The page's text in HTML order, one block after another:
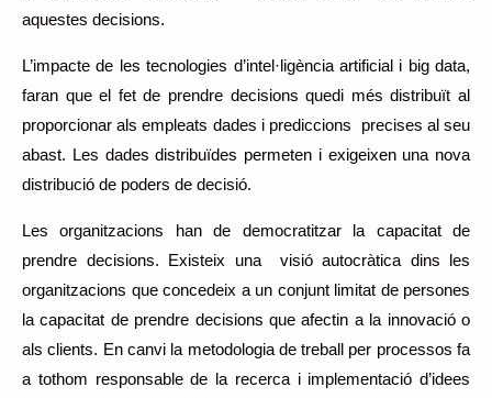
aquestes decisions.
L’impacte de les tecnologies d’intel·ligència artificial i big data,
faran que el fet de prendre decisions quedi més distribuït al
proporcionar als empleats dades i prediccions precises al seu
abast. Les dades distribuïdes permeten i exigeixen una nova
distribució de poders de decisió.
Les organitzacions han de democratitzar la capacitat de
prendre decisions. Existeix una visió autocràtica dins les
organitzacions que concedeix a un conjunt limitat de persones
la capacitat de prendre decisions que afectin a la innovació o
als clients. En canvi la metodologia de treball per processos fa
a tothom responsable de la recerca i implementació d’idees